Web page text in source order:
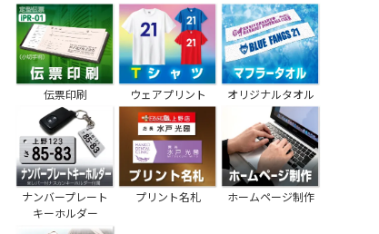
伝票印刷 ウェアプリント オリジナルタオル
ナンバープレート
キーホルダー
プリント名札 ホームページ制作